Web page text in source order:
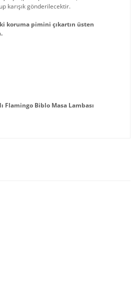
karışık gönderilecektir.
koruma pimini çıkartın üsten
Flamingo Biblo Masa Lambası